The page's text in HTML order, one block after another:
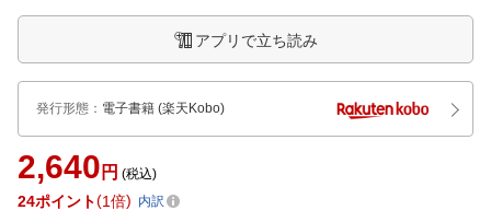
アプリで立ち読み
発行形態 ： 電子書籍 (楽天Kobo)
2,640 円 (税込)
24ポイント 1倍 内訳